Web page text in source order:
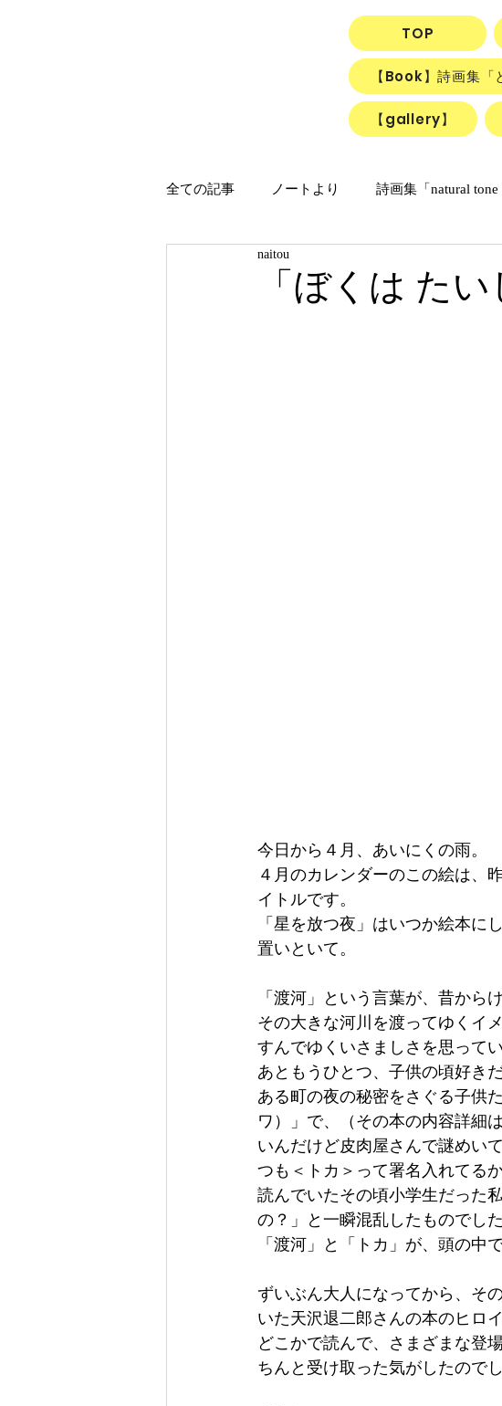
TOP
【Book】詩画集「
【gallery】
全ての記事 ノートより 詩画集「natural tone
猫
「ぼくは た
naitou
今日から４月、あいにくの雨。
４月のカレンダーのこの絵は、
イトルです。
「星を放つ夜」はいつか絵本に
置いといて。
「渡河」という言葉が、昔から
その大きな河川を渡ってゆくイ
すんでゆくいさましさを思ってい
あともうひとつ、子供の頃好き
ある町の夜の秘密をさぐる子供
ワ）」で、（その本の内容詳細
いんだけど皮肉屋さんで謎めい
つも＜トカ＞って署名入れてる
読んでいたその頃小学生だった
の？」と一瞬混乱したものでした
「渡河」と「トカ」が、頭の中
ずいぶん大人になってから、そ
いた天沢退二郎さんの本のヒロ
どこかで読んで、さまざまな登
ちんと受け取った気がしたのでし